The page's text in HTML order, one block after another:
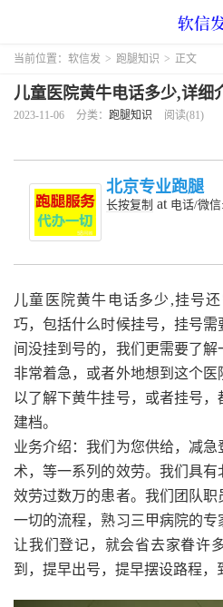
当前位置： 软信发 > 跑腿知识 > 正文
儿童医院黄牛电话多少,详细
2023-11-06 分类： 跑腿知识 阅读(81)
北京专业跑腿
长按复制 at 电话/微
儿童医院黄牛电话多少,挂号
巧，包括什么时候挂号，挂号
间没挂到号的，我们更需要了
非常着急，或者外地想到这个
以了解下黄牛挂号，或者挂号
建档。
业务介绍：我们为您供给，减
术，等一系列的效劳。我们具有
效劳过数万的患者。我们团队
一切的流程，熟习三甲病院的
让我们登记，就会省去家眷许
到，提早出号，提早摆设路程，